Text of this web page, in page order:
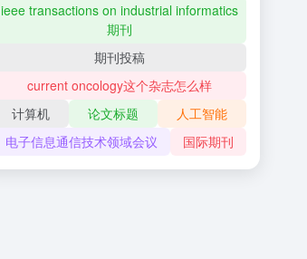
ieee transactions on industrial informatics
期刊
期刊投稿
current oncology这个杂志怎么样
计算机
论文标题
人工智能
电子信息通信技术领域会议
国际期刊